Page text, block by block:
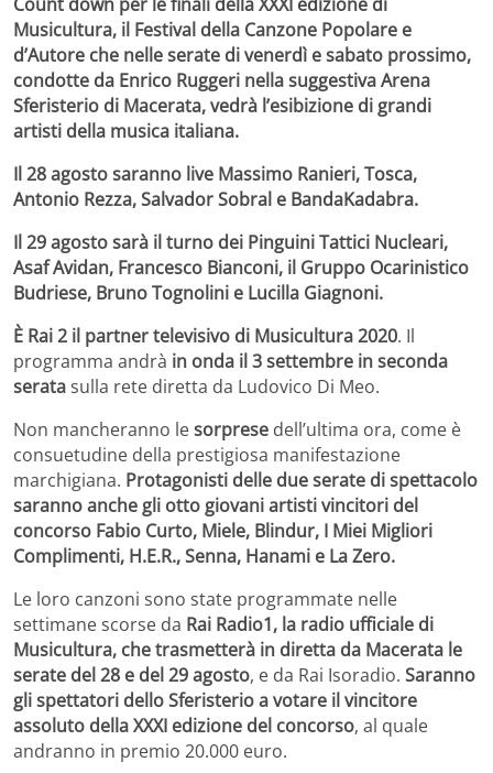
Musicultura, il Festival della Canzone Popolare e
d’Autore che nelle serate di venerdì e sabato prossimo,
condotte da Enrico Ruggeri nella suggestiva Arena
Sferisterio di Macerata, vedrà l’esibizione di grandi
artisti della musica italiana.
Il 28 agosto saranno live Massimo Ranieri, Tosca,
Antonio Rezza, Salvador Sobral e BandaKadabra.
Il 29 agosto sarà il turno dei Pinguini Tattici Nucleari,
Asaf Avidan, Francesco Bianconi, il Gruppo Ocarinistico
Budriese, Bruno Tognolini e Lucilla Giagnoni.
È Rai 2 il partner televisivo di Musicultura 2020. Il
programma andrà in onda il 3 settembre in seconda
seratasulla rete diretta da Ludovico Di Meo.
Non mancheranno lesorprese dell’ultima ora, come è
consuetudine della prestigiosa manifestazione
marchigiana. Protagonisti delle due serate di spettacolo
saranno anche gli otto giovani artisti vincitori del
concorso Fabio Curto, Miele, Blindur, I Miei Migliori
Complimenti, H.E.R., Senna, Hanami e La Zero.
Le loro canzoni sono state programmate nelle
settimane scorse da Rai Radio1, la radio ufficiale di
Musicultura, che trasmetterà in diretta da Macerata le
serate del 28 e del 29 agosto, e da Rai Isoradio. Saranno
gli spettatori dello Sferisterio a votare il vincitore
assoluto della XXXI edizione del concorso, al quale
andranno in premio 20.000 euro.